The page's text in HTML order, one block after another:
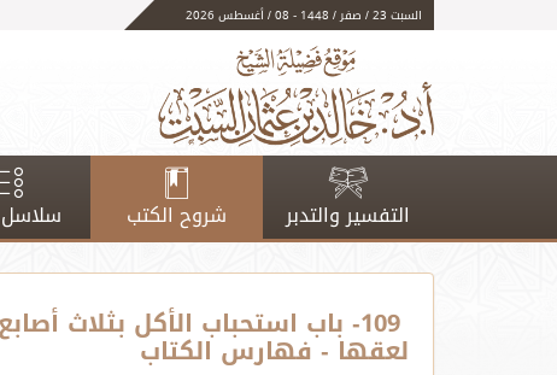
السبت 23 / صفر / 1448 - 08 / أغسطس 2026
التفسير والتدبر شروح الكتب
109- باب استحباب الأكل بثلاث
لعقها - فهارس الكتاب